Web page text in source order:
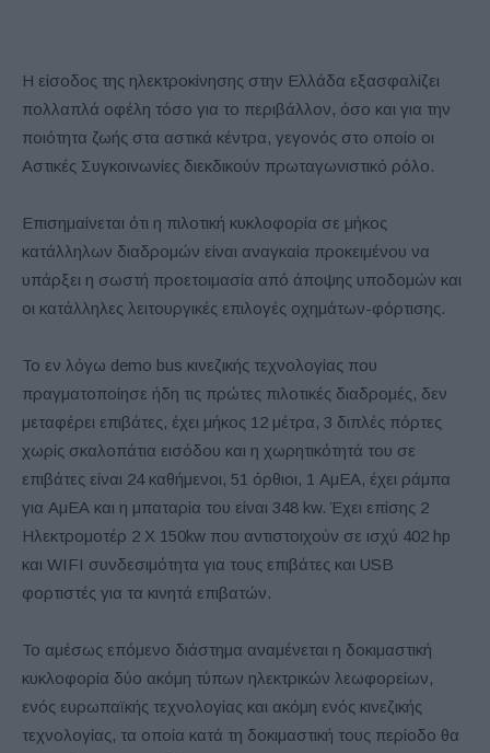
Η είσοδος της ηλεκτροκίνησης στην Ελλάδα εξασφαλίζει
πολλαπλά οφέλη τόσο για το περιβάλλον, όσο και για την
ποιότητα ζωής στα αστικά κέντρα, γεγονός στο οποίο οι
Αστικές Συγκοινωνίες διεκδικούν πρωταγωνιστικό ρόλο.
Επισημαίνεται ότι η πιλοτική κυκλοφορία σε μήκος
κατάλληλων διαδρομών είναι αναγκαία προκειμένου να
υπάρξει η σωστή προετοιμασία από άποψης υποδομών και
οι κατάλληλες λειτουργικές επιλογές οχημάτων-φόρτισης.
Το εν λόγω demo bus κινεζικής τεχνολογίας που
πραγματοποίησε ήδη τις πρώτες πιλοτικές διαδρομές, δεν
μεταφέρει επιβάτες, έχει μήκος 12 μέτρα, 3 διπλές πόρτες
χωρίς σκαλοπάτια εισόδου και η χωρητικότητά του σε
επιβάτες είναι 24 καθήμενοι, 51 όρθιοι, 1 ΑμΕΑ, έχει ράμπα
για ΑμΕΑ και η μπαταρία του είναι 348 kw. Έχει επίσης 2
Ηλεκτρομοτέρ 2 Χ 150kw που αντιστοιχούν σε ισχύ 402 hp
και WIFI συνδεσιμότητα για τους επιβάτες και USB
φορτιστές για τα κινητά επιβατών.
Το αμέσως επόμενο διάστημα αναμένεται η δοκιμαστική
κυκλοφορία δύο ακόμη τύπων ηλεκτρικών λεωφορείων,
ενός ευρωπαϊκής τεχνολογίας και ακόμη ενός κινεζικής
τεχνολογίας, τα οποία κατά τη δοκιμαστική τους περίοδο θα